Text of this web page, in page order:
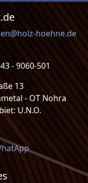
hoehne.de
- 9060-501
13
- OT Nohra
U.N.O.